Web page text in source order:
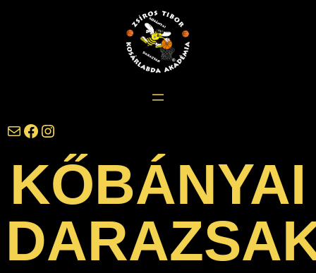
darazsak@darazsak.hu @kobanyaidarazsak @darazsak
KŐBÁNYAI